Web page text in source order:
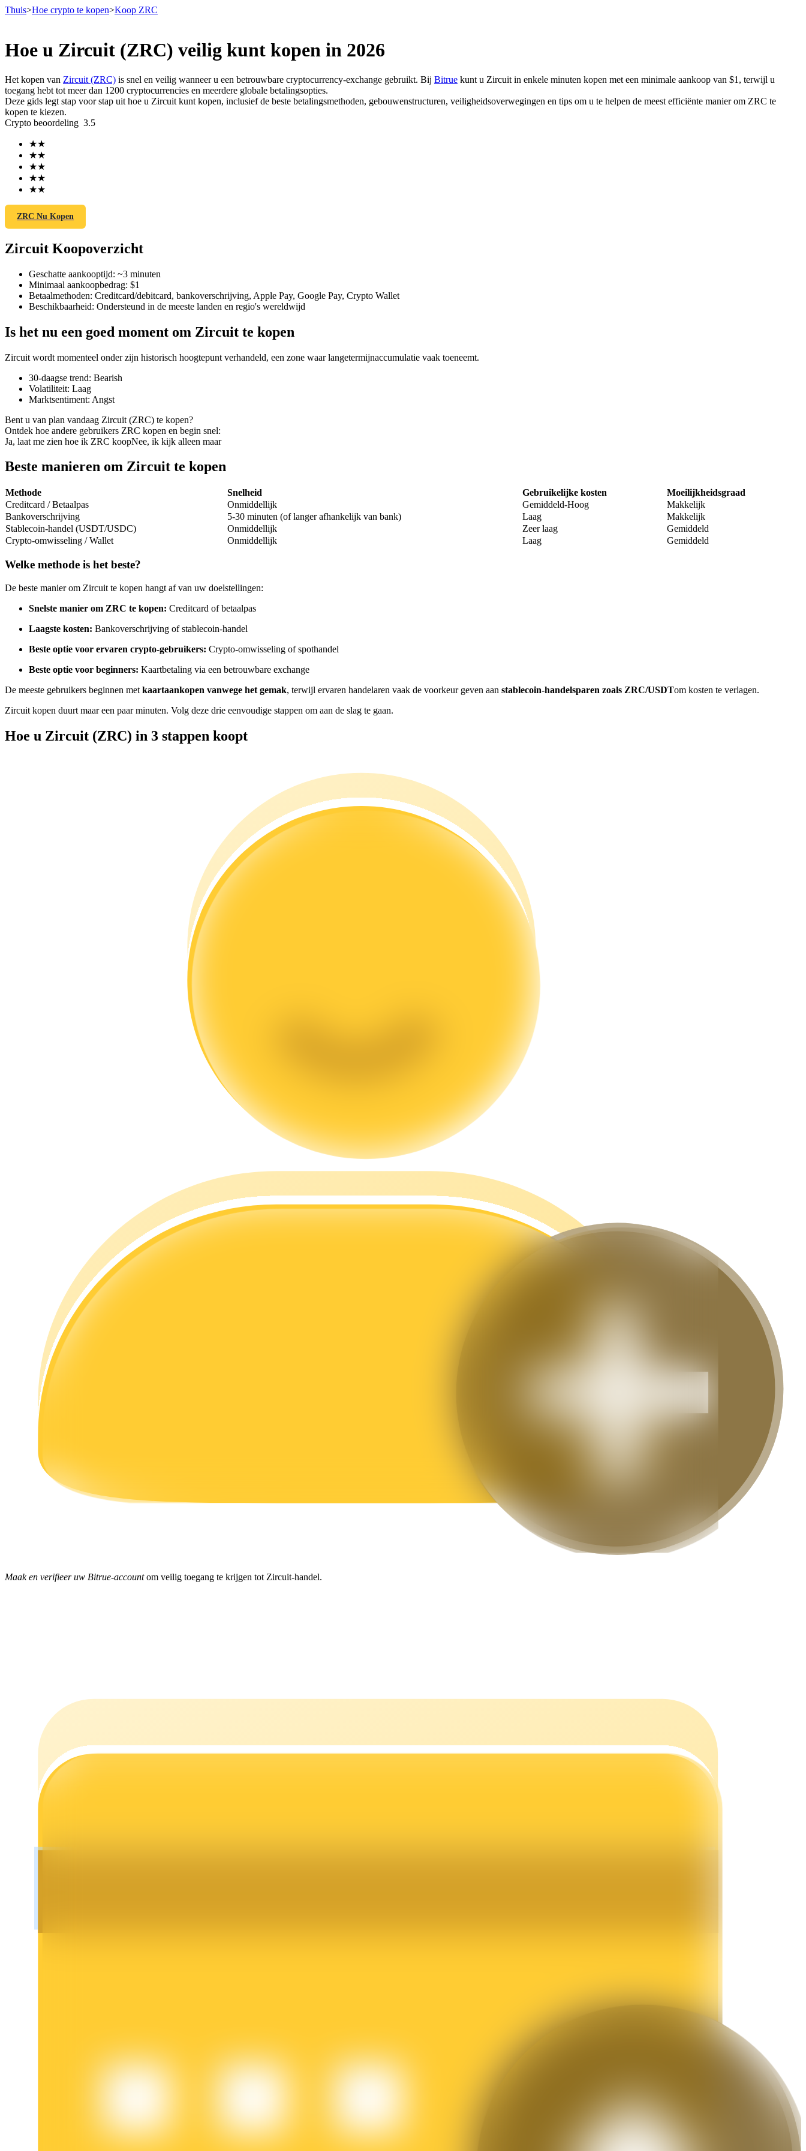
Termijncontracten
USDT-futures
TradFi
Derivaten voor aandelen, forex, edelmetalen en grondstoffen
USDC-futures
Kopiëren Handel
Sluit je aan bij top traders
Big data-analyse inclusief handelsinformatie, enz.
Leer hoe u winstgevend kunt blijven
Verdienen
Macht varkentje
Launchpool
Flexibel staken om populaire tokens te verdienen.
Thuis>Hoe crypto te kopen>Koop ZRC
Hoe u Zircuit (ZRC) veilig kunt kopen in 2026
Het kopen van Zircuit (ZRC) is snel en veilig wanneer u een betrouwbare cryptocurrency-exchange gebruikt. Bij Bitrue kunt u Zircuit in enkele minuten kopen met een minimale aankoop van $1, terwijl u
toegang hebt tot meer dan 1200 cryptocurrencies en meerdere globale betalingsopties.
Deze gids legt stap voor stap uit hoe u Zircuit kunt kopen, inclusief de beste betalingsmethoden, gebouwenstructuren, veiligheidsoverwegingen en tips om u te helpen de meest efficiënte manier om ZRC te
kopen te kiezen.
Crypto beoordeling 3.5
★★
★★
★★
★★
★★
ZRC Nu Kopen
Zircuit Koopoverzicht
Geschatte aankooptijd: ~3 minuten
Minimaal aankoopbedrag: $1
Betaalmethoden: Creditcard/debitcard, bankoverschrijving, Apple Pay, Google Pay, Crypto Wallet
Beschikbaarheid: Ondersteund in de meeste landen en regio's wereldwijd
Is het nu een goed moment om Zircuit te kopen
Zircuit wordt momenteel onder zijn historisch hoogtepunt verhandeld, een zone waar langetermijnaccumulatie vaak toeneemt.
30-daagse trend: Bearish
Volatiliteit: Laag
Marktsentiment: Angst
Bent u van plan vandaag Zircuit (ZRC) te kopen?
Ontdek hoe andere gebruikers ZRC kopen en begin snel:
Ja, laat me zien hoe ik ZRC koopNee, ik kijk alleen maar
Beste manieren om Zircuit te kopen
Methode Snelheid Gebruikelijke kosten
Moeilijkheidsgraad
Creditcard / Betaalpas
Onmiddellijk Gemiddeld-Hoog
Makkelijk
Bankoverschrijving
5-30 minuten (of langer afhankelijk van bank) Laag
Makkelijk
Stablecoin-handel (USDT/USDC)
Onmiddellijk Zeer laag
Gemiddeld
Crypto-omwisseling / Wallet
Onmiddellijk Laag Gemiddeld
Welke methode is het beste?
De beste manier om Zircuit te kopen hangt af van uw doelstellingen:
Snelste manier om ZRC te kopen: Creditcard of betaalpas
Laagste kosten: Bankoverschrijving of stablecoin-handel
Beste optie voor ervaren crypto-gebruikers: Crypto-omwisseling of spothandel
Beste optie voor beginners: Kaartbetaling via een betrouwbare exchange
De meeste gebruikers beginnen met kaartaankopen vanwege het gemak, terwijl ervaren handelaren vaak de voorkeur geven aan stablecoin-handelsparen zoals ZRC/USDTom kosten te verlagen.
Zircuit kopen duurt maar een paar minuten. Volg deze drie eenvoudige stappen om aan de slag te gaan.
Hoe u Zircuit (ZRC) in 3 stappen koopt
Maak en verifieer uw Bitrue-accountom veilig toegang te krijgen tot Zircuit-handel.